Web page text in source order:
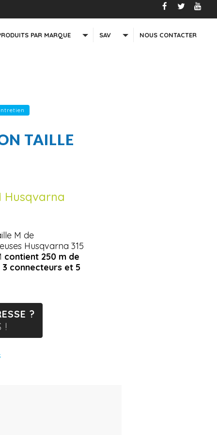
PAR MARQUE SAV NOUS CONTACTER
TAILLE
Husqvarna
M de
Husqvarna 315
contient 250 m de
connecteurs et 5
?
!